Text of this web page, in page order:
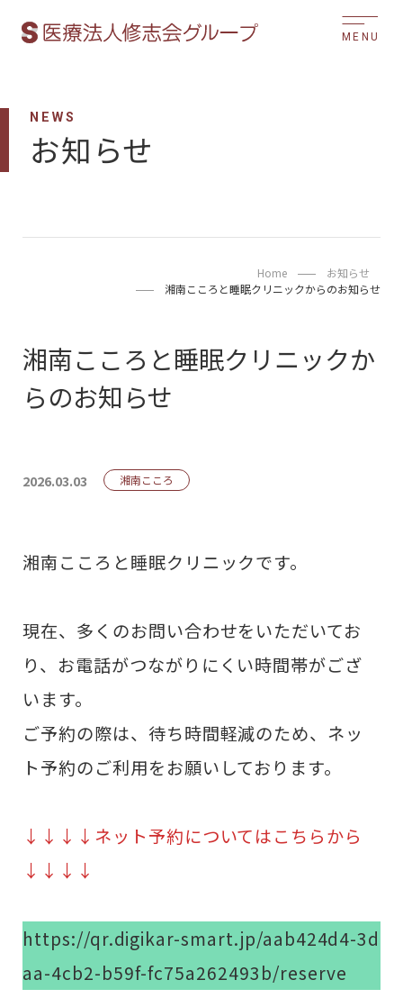
MENU
NEWS
お知らせ
Home
お知らせ
湘南こころと睡眠クリニックからのお知らせ
湘南こころと睡眠クリニックか
らのお知らせ
2026.03.03 湘南こころ
湘南こころと睡眠クリニックです。
現在、多くのお問い合わせをいただいてお
り、お電話がつながりにくい時間帯がござ
います。
ご予約の際は、待ち時間軽減のため、ネッ
ト予約のご利用をお願いしております。
↓↓↓↓ネット予約についてはこちらから
↓↓↓↓
https://qr.digikar-smart.jp/aab424d4-3d
aa-4cb2-b59f-fc75a262493b/reserve